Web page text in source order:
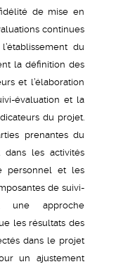
de mise en
continues
du
la définition des
et l’élaboration
évaluation et la
du projet.
prenantes du
les activités
personnel et les
de suivi-
une approche
les résultats des
dans le projet
un ajustement